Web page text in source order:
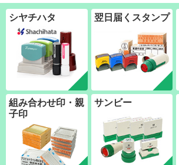
シヤチハタ 翌日届くスタンプ
組み合わせ印・親
子印
サンビー